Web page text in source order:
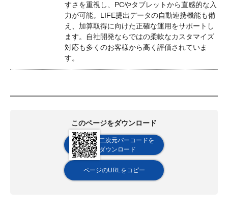
すさを重視し、PCやタブレットから直感的な入
力が可能。LIFE提出データの自動連携機能も備
え、加算取得に向けた正確な運用をサポートし
ます。自社開発ならではの柔軟なカスタマイズ
対応も多くのお客様から高く評価されていま
す。
このページをダウンロード
二次元バーコードを
ダウンロード
ページのURLをコピー